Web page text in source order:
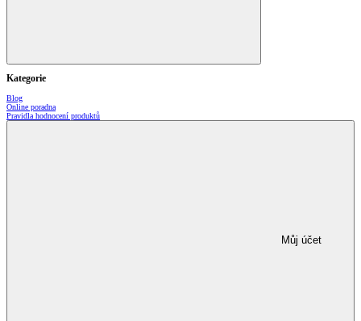
Kategorie
Blog
Online poradna
Pravidla hodnocení produktů
Můj účet